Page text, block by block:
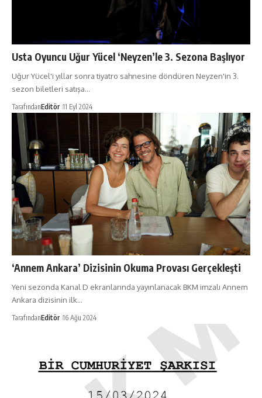
Usta Oyuncu Uğur Yücel ‘Neyzen’le 3. Sezona Başlıyor
Uğur Yücel'i yıllar sonra tiyatro sahnesine döndüren Neyzen'in 3.
sezon biletleri satışa…
TarafındanEditör 11 Eyl 2024
‘Annem Ankara’ Dizisinin Okuma Provası Gerçekleşti
Yeni sezonda Kanal D ekranlarında yayınlanacak BKM imzalı Annem
Ankara dizisinin ilk…
TarafındanEditör 16 Ağu 2024